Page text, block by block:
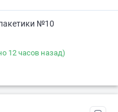
№10
12 часов назад)